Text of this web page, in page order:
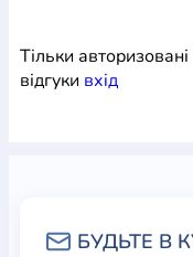
Тільки
відгуки вхiд